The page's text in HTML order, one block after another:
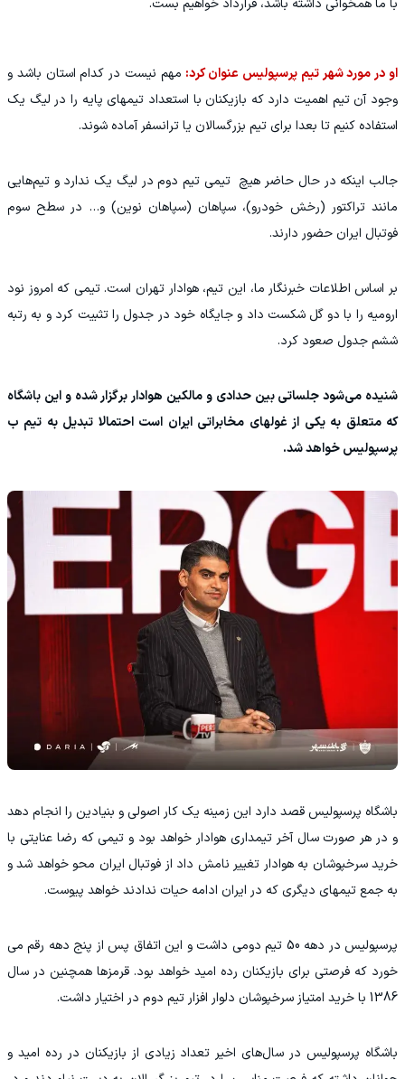
با ما همخوانی داشته باشد، قرارداد خواهیم بست.
او در مورد شهر تیم پرسپولیس عنوان کرد: مهم نیست در کدام استان باشد و
وجود آن تیم اهمیت دارد که بازیکنان با استعداد تیمهای پایه را در لیگ یک
استفاده کنیم تا بعدا برای تیم بزرگسالان یا ترانسفر آماده شوند.
جالب اینکه در حال حاضر هیچ تیمی تیم دوم در لیگ یک ندارد و تیم‌هایی
مانند تراکتور (رخش خودرو)، سپاهان (سپاهان نوین) و… در سطح سوم
فوتبال ایران حضور دارند.
بر اساس اطلاعات خبرنگار ما، این تیم، هوادار تهران است. تیمی که امروز نود
ارومیه را با دو گل شکست داد و جایگاه خود در جدول را تثبیت کرد و به رتبه
ششم جدول صعود کرد.
شنیده می‌شود جلساتی بین حدادی و مالکین هوادار برگزار شده و این باشگاه
که متعلق به یکی از غولهای مخابراتی ایران است احتمالا تبدیل به تیم ب
پرسپولیس خواهد شد.
باشگاه پرسپولیس قصد دارد این زمینه یک کار اصولی و بنیادین را انجام دهد
و در هر صورت سال آخر تیمداری هوادار خواهد بود و تیمی که رضا عنایتی با
خرید سرخپوشان به هوادار تغییر نامش داد از فوتبال ایران محو خواهد شد و
به جمع تیمهای دیگری که در ایران ادامه حیات ندادند خواهد پیوست.
پرسپولیس در دهه 50 تیم دومی داشت و این اتفاق پس از پنج دهه رقم می
خورد که فرصتی برای بازیکنان رده امید خواهد بود. قرمزها همچنین در سال
1386 با خرید امتیاز سرخپوشان دلوار افزار تیم دوم در اختیار داشت.
باشگاه پرسپولیس در سال‌های اخیر تعداد زیادی از بازیکنان در رده امید و